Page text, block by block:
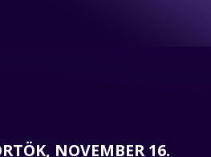
NOVEMBER 16.